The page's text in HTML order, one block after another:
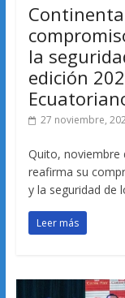
la
edición
27 noviembre,
Quito, noviembre
reafirma su
y la seguridad de
Leer más